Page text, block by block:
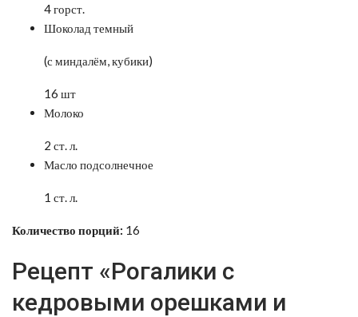
4 горст.
Шоколад темный
(с миндалём, кубики)
16 шт
Молоко
2 ст. л.
Масло подсолнечное
1 ст. л.
Количество порций: 16
Рецепт «Рогалики с
кедровыми орешками и